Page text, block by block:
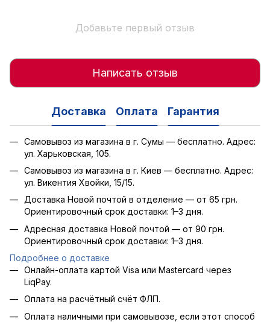
Добавьте первый отзыв
Написать отзыв
Доставка Оплата Гарантия
Самовывоз из магазина в г. Сумы — бесплатно. Адрес:
ул. Харьковская, 105.
Самовывоз из магазина в г. Киев — бесплатно. Адрес:
ул. Викентия Хвойки, 15/15.
Доставка Новой почтой в отделение — от 65 грн.
Ориентировочный срок доставки: 1–3 дня.
Адресная доставка Новой почтой — от 90 грн.
Ориентировочный срок доставки: 1–3 дня.
Подробнее о доставке
Онлайн-оплата картой Visa или Mastercard через
LiqPay.
Оплата на расчётный счёт ФЛП.
Оплата наличными при самовывозе, если этот способ